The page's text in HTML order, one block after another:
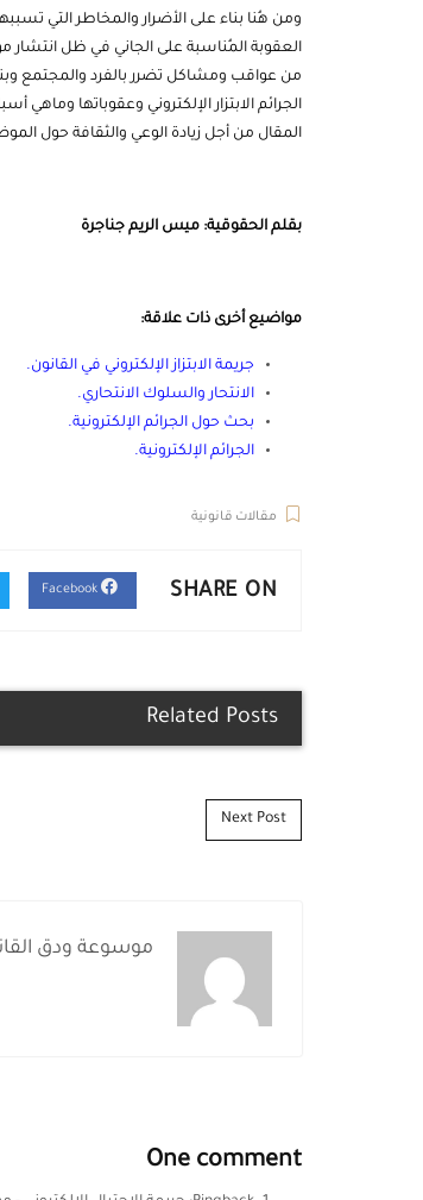
ومن هُنا بناء على الأضرار والمخاطر التي
العقوبة المُناسبة على الجاني في ظل انتشار
من عواقب ومشاكل تضرر بالفرد والمجتمع
الجرائم الابتزار الإلكتروني وعقوباتها
المقال من أجل زيادة الوعي والثقافة حول
بقلم الحقوقية: ميس الريم جناجرة
مواضيع أخرى ذات علاقة:
جريمة الابتزاز الإلكتروني في القانون.
الانتحار والسلوك الانتحاري.
بحث حول الجرائم الإلكترونية.
الجرائم الإلكترونية.
مقالات قانونية
SHARE ON
Related Posts
Post navigation
Next Post
موسوعة ودق
One comment